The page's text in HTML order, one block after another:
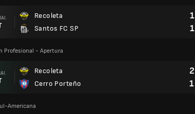
Recoleta
Santos FC SP
1
1
Profesional - Apertura
Recoleta
Cerro Porteño
2
1
Americana